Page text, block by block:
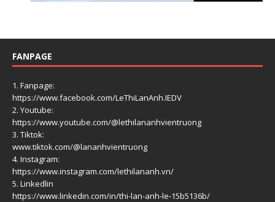
FANPAGE
1. Fanpage:
https://www.facebook.com/LeThiLanAnh.IEDV
2. Youtube:
https://www.youtube.com/@lethilananhvientruong
3. Tiktok:
www.tiktok.com/@lananhvientruong
4. Instagram:
https://www.instagram.com/lethilananh.vn/
5. Linkedlin
https://www.linkedin.com/in/thi-lan-anh-le-15b5136b/